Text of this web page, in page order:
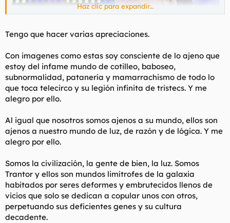
sube
subir imagenes
Haz clic para expandir...
Tengo que hacer varias apreciaciones.
Con imagenes como estas soy consciente de lo ajeno que
estoy del infame mundo de cotilleo, baboseo,
subnormalidad, patanería y mamarrachismo de todo lo
que toca telecirco y su legión infinita de tristecs. Y me
alegro por ello.
Al igual que nosotros somos ajenos a su mundo, ellos son
ajenos a nuestro mundo de luz, de razón y de lógica. Y me
alegro por ello.
Somos la civilización, la gente de bien, la luz. Somos
Trantor y ellos son mundos limítrofes de la galaxia
habitados por seres deformes y embrutecidos llenos de
vicios que solo se dedican a copular unos con otros,
perpetuando sus deficientes genes y su cultura
decadente.